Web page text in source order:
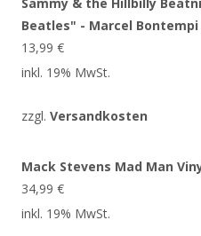
Beatles" - Marcel Bontempi
13,99 €
inkl. 19% MwSt.
zzgl. Versandkosten
Mack Stevens Mad Man
34,99 €
inkl. 19% MwSt.